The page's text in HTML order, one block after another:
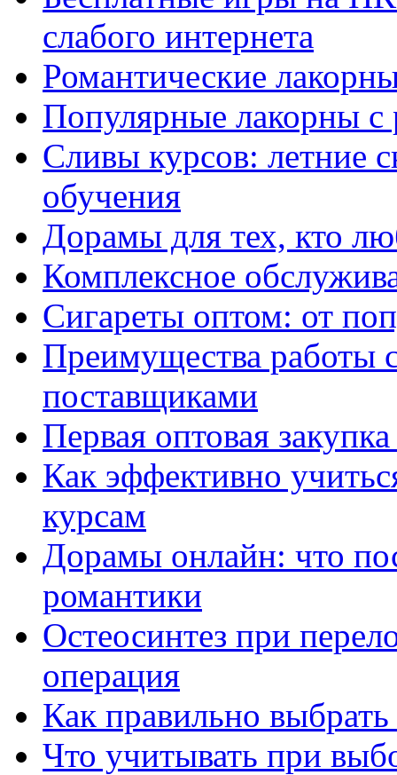
слабого интернета
Романтические
Популярные лакорны с
Сливы курсов: летние
обучения
Дорамы для тех, кто
Комплексное
Сигареты оптом: от
Преимущества работы
поставщиками
Первая оптовая
Как эффективно
курсам
Дорамы онлайн: что
романтики
Остеосинтез при
операция
Как правильно
Что учитывать при